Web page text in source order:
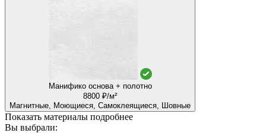
Манифико основа + полотно
8800 ₽/м²
Магнитные, Моющиеся, Самоклеящиеся, Шовные
Показать материалы подробнее
Вы выбрали: